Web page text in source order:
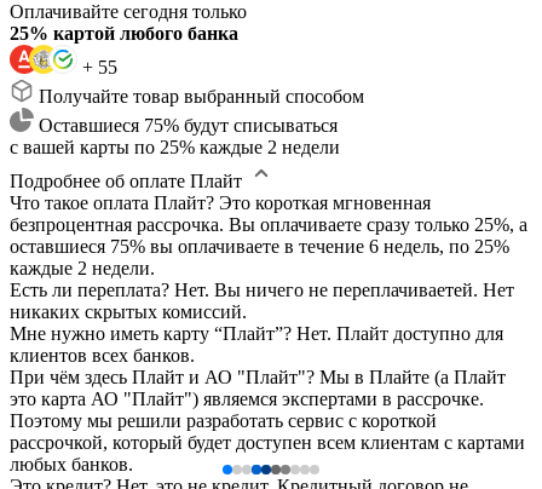
Оплачивайте сегодня только
25% картой любого банка
+ 55
Получайте товар выбранный способом
Оставшиеся 75% будут списываться
с вашей карты по 25% каждые 2 недели
Подробнее об оплате Плайт
Что такое оплата Плайт? Это короткая мгновенная
безпроцентная рассрочка. Вы оплачиваете сразу только 25%, а
оставшиеся 75% вы оплачиваете в течение 6 недель, по 25%
каждые 2 недели.
Есть ли переплата? Нет. Вы ничего не переплачиваетей. Нет
никаких скрытых комиссий.
Мне нужно иметь карту “Плайт”? Нет. Плайт доступно для
клиентов всех банков.
При чём здесь Плайт и АО "Плайт"? Мы в Плайте (а Плайт
это карта АО "Плайт") являемся экспертами в рассрочке.
Поэтому мы решили разработать сервис с короткой
рассрочкой, который будет доступен всем клиентам с картами
любых банков.